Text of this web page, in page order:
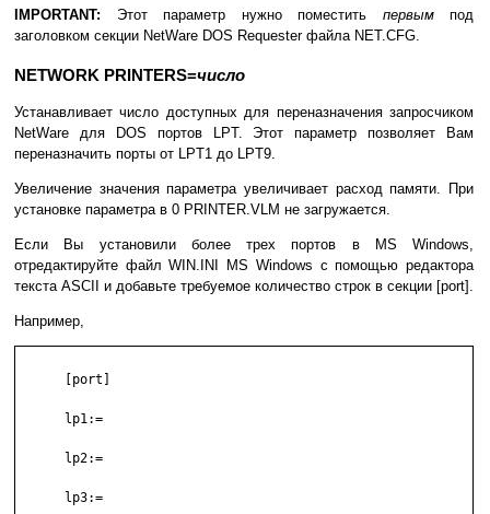
IMPORTANT: Этот параметр нужно поместить первымпод
заголовком секции NetWare DOS Requester файла NET.CFG.
NETWORK PRINTERS=число
Устанавливает число доступных для переназначения запросчиком
NetWare для DOS портов LPT. Этот параметр позволяет Вам
переназначить порты от LPT1 до LPT9.
Увеличение значения параметра увеличивает расход памяти. При
установке параметра в 0 PRINTER.VLM не загружается.
Если Вы установили более трех портов в MS Windows,
отредактируйте файл WIN.INI MS Windows с помощью редактора
текста ASCII и добавьте требуемое количество строк в секции [port].
Например,
      [port]
      lp1:=
      lp2:=
      lp3:=